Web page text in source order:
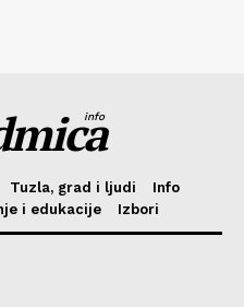
info
Tuzla, grad i ljudi
Info
i edukacije Izbori